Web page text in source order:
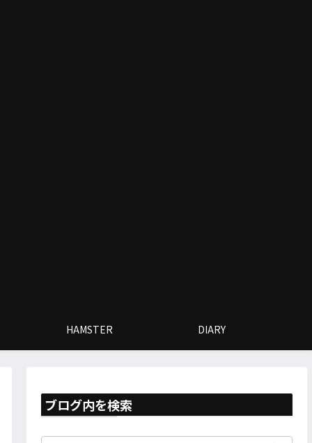
HAMSTER DIARY
ブログ内を検索